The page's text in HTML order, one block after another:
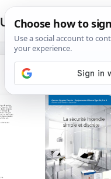
Upload
Search
for: